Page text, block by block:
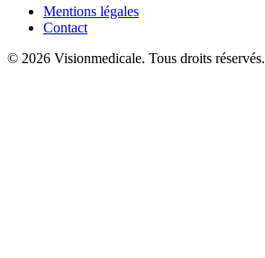
Mentions légales
Contact
© 2026 Visionmedicale. Tous droits réservés.